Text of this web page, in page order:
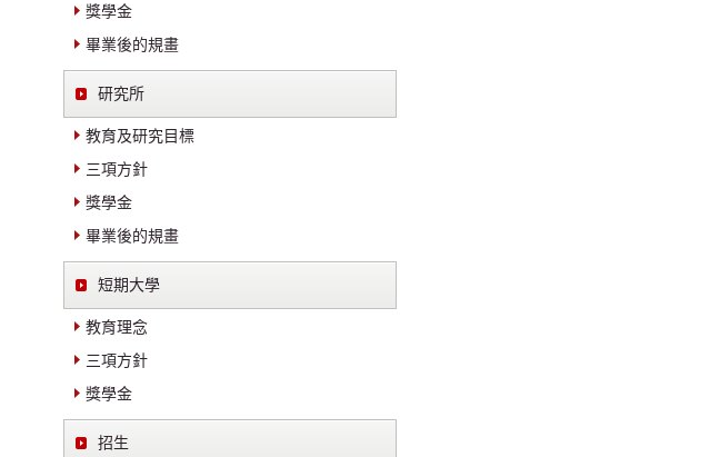
獎學金
畢業後的規畫
研究所
教育及研究目標
三項方針
獎學金
畢業後的規畫
短期大學
教育理念
三項方針
獎學金
招生